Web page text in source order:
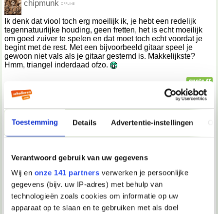
Toestemming Details Advertentie-instellingen
Verantwoord gebruik van uw gegevens
Wij en onze 141 partners verwerken je persoonlijke
gegevens (bijv. uw IP-adres) met behulp van
technologieën zoals cookies om informatie op uw
apparaat op te slaan en te gebruiken met als doel
chipmunk
Ik denk dat viool toch erg moeilijk ik, je hebt een redelijk
tegennatuurlijke houding, geen fretten, het is echt moeilijk
om goed zuiver te spelen en dat moet toch echt voordat je
begint met de rest. Met een bijvoorbeeld gitaar speel je
gewoon niet vals als je gitaar gestemd is. Makkelijkste?
Hmm, triangel inderdaad ofzo.
23-11-2003, 13:44
Droyd
Daevrem schreef op 23-11-2003 @ 03:52:
ongeveer even klein kunnen maken).
Wil je zeggen dat ze onafhankelijk van elkaar kunnen
muziek spelen en zingen? Zo ja, volgens mij kunnen vele
mensen dat, mits het verschillende jaren spelen van hun
muziekinstrument.